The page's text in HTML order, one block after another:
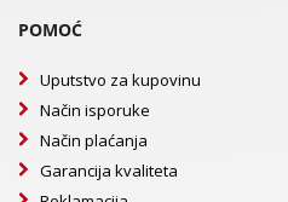
POMOĆ
Uputstvo za kupovinu
Način isporuke
Način plaćanja
Garancija kvaliteta